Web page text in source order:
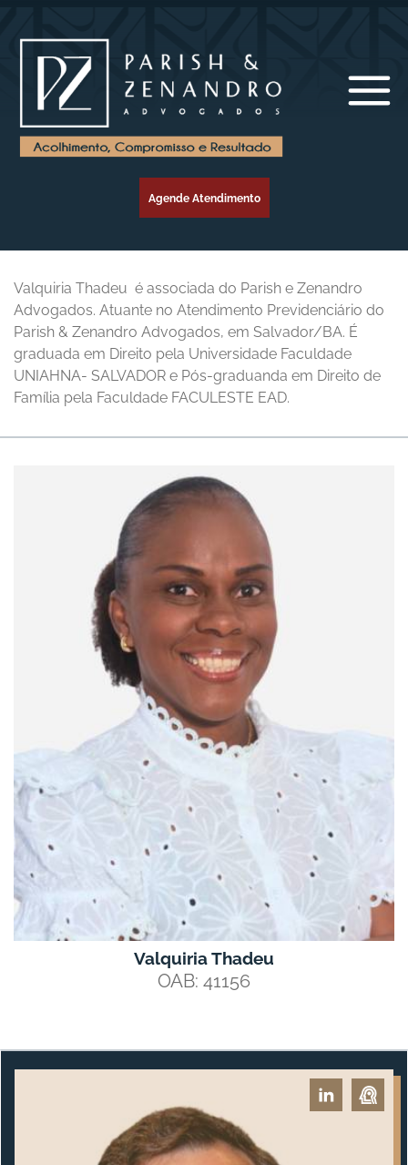
Agende Atendimento
Valquiria Thadeu é associada do Parish e Zenandro
Advogados. Atuante no Atendimento Previdenciário do
Parish & Zenandro Advogados, em Salvador/BA. É
graduada em Direito pela Universidade Faculdade
UNIAHNA- SALVADOR e Pós-graduanda em Direito de
Família pela Faculdade FACULESTE EAD.
Valquiria Thadeu
OAB: 41156